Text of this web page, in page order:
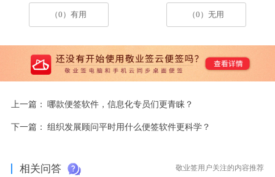
（0）有用 （0）无用
上一篇： 哪款便签软件，信息化专员们更青睐？
下一篇： 组织发展顾问平时用什么便签软件更科学？
相关问答 敬业签用户关注的内容推荐